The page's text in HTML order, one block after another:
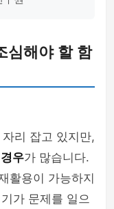
심해야 할 함
리 잡고 있지만,
우가 많습니다.
활용이 가능하지
가 문제를 일으